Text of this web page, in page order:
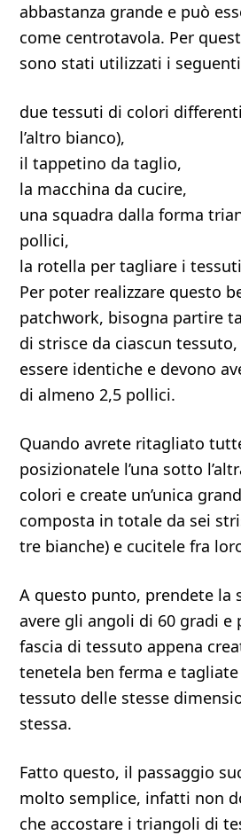
abbastanza grande e può
come centrotavola. Per
sono stati utilizzati i
due tessuti di colori
l’altro bianco),
il tappetino da taglio,
la macchina da cucire,
una squadra dalla forma
pollici,
la rotella per tagliare i
Per poter realizzare questo
patchwork, bisogna partire
di strisce da ciascun
essere identiche e devono
di almeno 2,5 pollici.
Quando avrete ritagliato
posizionatele l’una sotto
colori e create un’unica
composta in totale da sei
tre bianche) e cucitele fra
A questo punto, prendete la
avere gli angoli di 60 gradi e
fascia di tessuto appena
tenetela ben ferma e
tessuto delle stesse
stessa.
Fatto questo, il passaggio
molto semplice, infatti non
che accostare i triangoli di